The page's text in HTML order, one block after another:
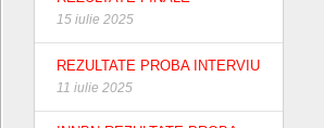
15 iulie 2025
REZULTATE PROBA INTERVIU
11 iulie 2025